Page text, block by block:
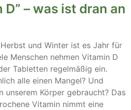
– was ist dran an
und Winter ist es Jahr für
Menschen nehmen Vitamin D
Tabletten regelmäßig ein.
alle einen Mangel? Und
Körper gebraucht? Das
Vitamin nimmt eine